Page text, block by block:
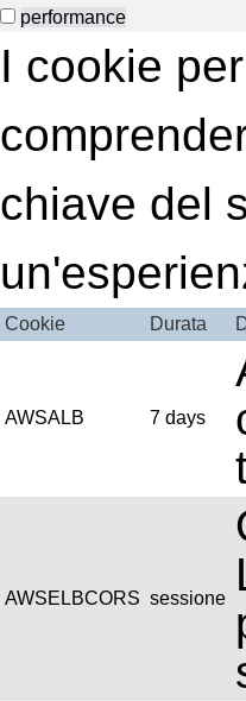
performance
I cookie
chiave del
Cookie Durata
AWSALB 7 days
AWSELBCORS sessione